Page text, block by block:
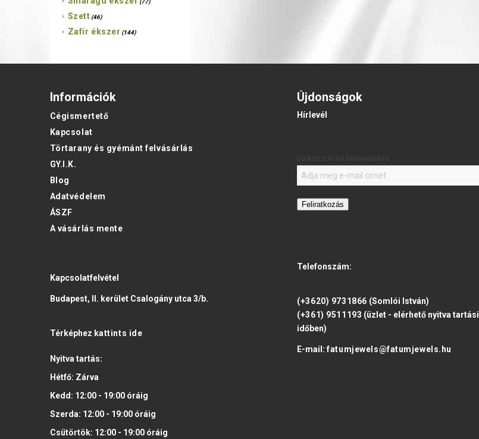
(77)
Szett (46)
Zafír ékszer (144)
Információk
Cégismertető
Kapcsolat
Törtarany és gyémánt felvásárlás
GY.I.K.
Blog
Adatvédelem
ÁSZF
A vásárlás mente
Kapcsolatfelvétel
Budapest, II. kerület Csalogány utca 3/b.
Térképhez kattints ide
Nyitva tartás:
Hétfő: Zárva
Kedd: 12:00 - 19:00óráig
Szerda: 12:00 - 19:00óráig
Csütörtök: 12:00 - 19:00óráig
Újdonságok
Hírlevél
Feliratkozás
Telefonszám:
(+3620) 9731866 (Somlói István)
(+361) 9511193 (üzlet - elérhető nyitva tartási
időben)
E-mail:fatumjewels@fatumjewels.hu